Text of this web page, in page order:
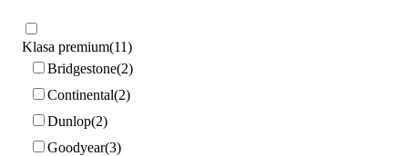
Klasa premium 11
Bridgestone 2
Continental 2
Dunlop 2
Goodyear 3